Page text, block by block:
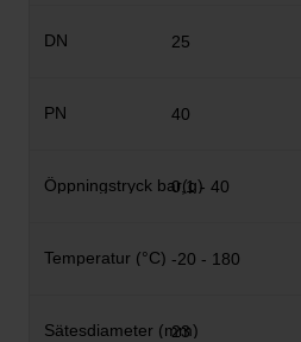
25
40
0,1 - 40
-20 - 180
23